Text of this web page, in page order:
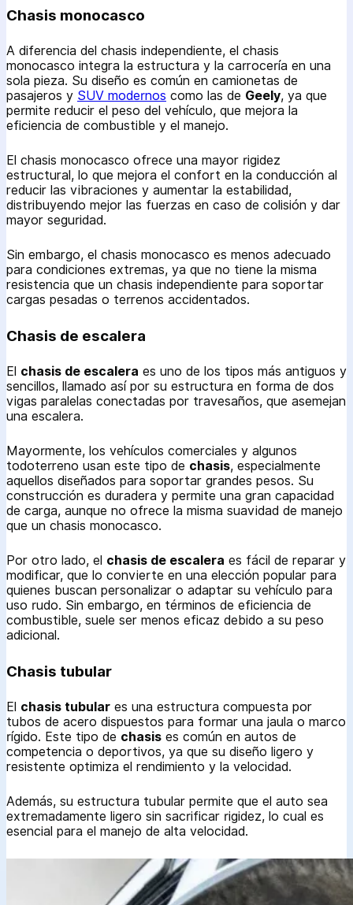
Chasis monocasco
A diferencia del chasis independiente, el chasis
monocasco integra la estructura y la carrocería en una
sola pieza. Su diseño es común en camionetas de
pasajeros y SUV modernos como las de Geely, ya que
permite reducir el peso del vehículo, que mejora la
eficiencia de combustible y el manejo.
El chasis monocasco ofrece una mayor rigidez
estructural, lo que mejora el confort en la conducción al
reducir las vibraciones y aumentar la estabilidad,
distribuyendo mejor las fuerzas en caso de colisión y dar
mayor seguridad.
Sin embargo, el chasis monocasco es menos adecuado
para condiciones extremas, ya que no tiene la misma
resistencia que un chasis independiente para soportar
cargas pesadas o terrenos accidentados.
Chasis de escalera
El chasis de escalera es uno de los tipos más antiguos y
sencillos, llamado así por su estructura en forma de dos
vigas paralelas conectadas por travesaños, que asemejan
una escalera.
Mayormente, los vehículos comerciales y algunos
todoterreno usan este tipo de chasis, especialmente
aquellos diseñados para soportar grandes pesos. Su
construcción es duradera y permite una gran capacidad
de carga, aunque no ofrece la misma suavidad de manejo
que un chasis monocasco.
Por otro lado, el chasis de escalera es fácil de reparar y
modificar, que lo convierte en una elección popular para
quienes buscan personalizar o adaptar su vehículo para
uso rudo. Sin embargo, en términos de eficiencia de
combustible, suele ser menos eficaz debido a su peso
adicional.
Chasis tubular
El chasis tubular es una estructura compuesta por
tubos de acero dispuestos para formar una jaula o marco
rígido. Este tipo de chasis es común en autos de
competencia o deportivos, ya que su diseño ligero y
resistente optimiza el rendimiento y la velocidad.
Además, su estructura tubular permite que el auto sea
extremadamente ligero sin sacrificar rigidez, lo cual es
esencial para el manejo de alta velocidad.